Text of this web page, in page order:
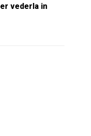
vederla in